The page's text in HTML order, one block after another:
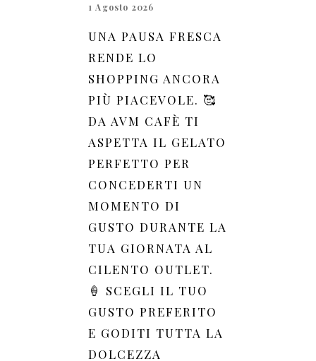
1 Agosto 2026
UNA PAUSA FRESCA
RENDE LO
SHOPPING ANCORA
PIÙ PIACEVOLE. 🥰
DA AVM CAFÈ TI
ASPETTA IL GELATO
PERFETTO PER
CONCEDERTI UN
MOMENTO DI
GUSTO DURANTE LA
TUA GIORNATA AL
CILENTO OUTLET.
🍦 SCEGLI IL TUO
GUSTO PREFERITO
E GODITI TUTTA LA
DOLCEZZA